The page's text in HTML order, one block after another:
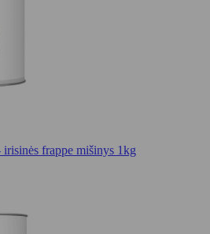
frappe mišinys 1kg